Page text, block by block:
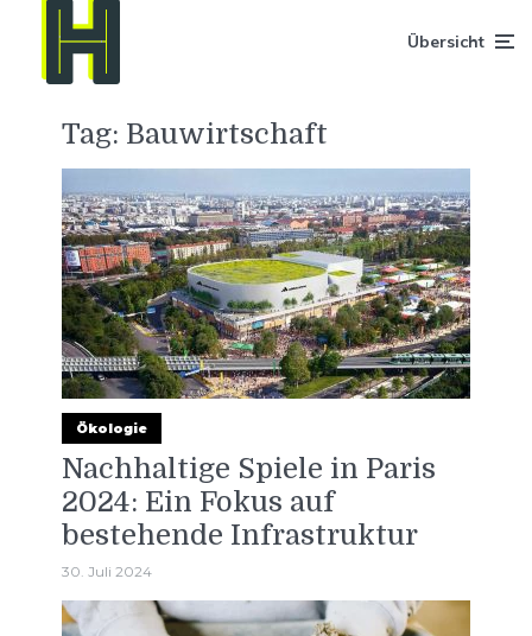
Übersicht
Tag: Bauwirtschaft
Ökologie
Nachhaltige Spiele in Paris
2024: Ein Fokus auf
bestehende Infrastruktur
30. Juli 2024